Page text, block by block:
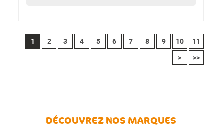
1 2 3 4 5 6 7 8 9 10
11
>
>>
DÉCOUVREZ NOS MARQUES